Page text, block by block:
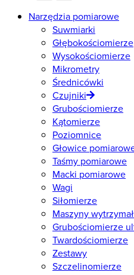
Narzędzia pomiarowe
Suwmiarki
Głębokościomierze
Wysokościomierze
Mikrometry
Średnicówki
Czujniki
Grubościomierze
Kątomierze
Poziomnice
Głowice
Taśmy pomiarowe
Macki pomiarowe
Wagi
Siłomierze
Maszyny
Grubościomierze
Twardościomierze
Zestawy
Szczelinomierze